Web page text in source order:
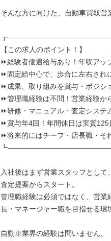
そんな方に向けた、自動車買取営
【この求人のポイント！】
⏩️経験者優遇給与あり！年収アッ
⏩️固定給中心で、歩合に左右され
⏩️成果、取り組みを賞与・ポジシ
⏩️管理職経験は不問！営業経験か
⏩️研修・マニュアル・査定システ
⏩️賞与年4回！年間休日は実質125
⏩️将来的にはチーフ・店長職・そ
入社後はまず営業スタッフとし
査定提案からスタート。
管理職経験は必須ではなく、営
長・マネージャー職を目指せる環
自動車業界の経験は問いません。